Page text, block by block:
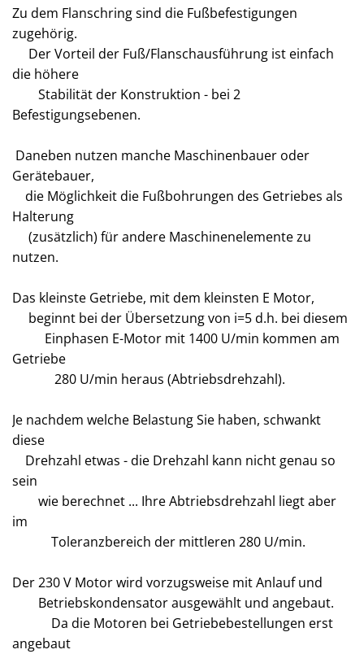
Zu dem Flanschring sind die Fußbefestigungen
zugehörig.
Der Vorteil der Fuß/Flanschausführung ist einfach
die höhere
Stabilität der Konstruktion - bei 2
Befestigungsebenen.
Daneben nutzen manche Maschinenbauer oder
Gerätebauer,
die Möglichkeit die Fußbohrungen des Getriebes als
Halterung
(zusätzlich) für andere Maschinenelemente zu
nutzen.
Das kleinste Getriebe, mit dem kleinsten E Motor,
beginnt bei der Übersetzung von i=5 d.h. bei diesem
Einphasen E-Motor mit 1400 U/min kommen am
Getriebe
280 U/min heraus (Abtriebsdrehzahl).
Je nachdem welche Belastung Sie haben, schwankt
diese
Drehzahl etwas - die Drehzahl kann nicht genau so
sein
wie berechnet ... Ihre Abtriebsdrehzahl liegt aber
im
Toleranzbereich der mittleren 280 U/min.
Der 230 V Motor wird vorzugsweise mit Anlauf und
Betriebskondensator ausgewählt und angebaut.
Da die Motoren bei Getriebebestellungen erst
angebaut